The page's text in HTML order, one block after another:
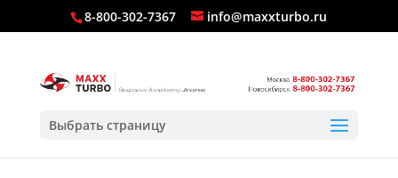
8-800-302-7367 info@maxxturbo.ru
Выбрать страницу